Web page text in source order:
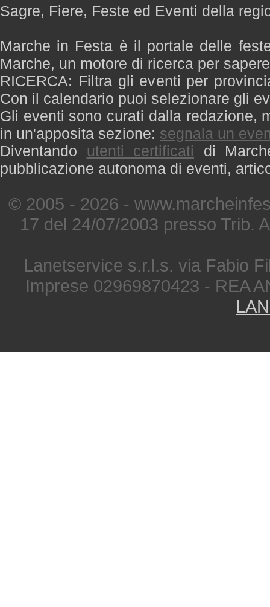
Sagre, Fiere, Feste ed Eventi della
Marche in Festa è il portale delle
Marche, un motore di ricerca per
RICERCA: Filtra gli eventi per
Con il calendario puoi selezionare gli
Gli eventi sono curati dalla redazione,
in un'apposita sezione: segnala un
Diventando utenti certificati di
pubblicazione autonoma di eventi,
© 2005 - 2026 -
17 del 24/07/2003 presso Trib.
Lanetservice s.r.l.s. via Fabio
Imprese 02969870423 - REA